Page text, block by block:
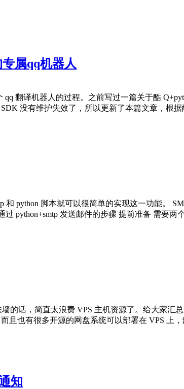
属qq机器人
翻译机器人的过程。之前写过一篇关于酷
SDK 没有维护失效了，所以更新了本篇文章，根
python 脚本就可以很简单的实现这一功能。
python+smtp 发送邮件的步骤 提前准备 需要
的话，简直太浪费 VPS 主机资源了。给大家汇
且也有很多开源的网盘系统可以部署在 VPS 上
知